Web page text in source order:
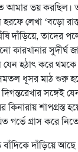
আমার ভয় করছিল।
লেখা ‘বড়ো
দাঁড়িয়ে, তাদের
সুদীর্ঘ
যেন হঠাৎ করে থমকে
ধূসর মাঠ শুরু
সঙ্গেই
শাপগ্রস্ত
গ্রাস করে
বাঁদিকে দাঁড়িয়ে